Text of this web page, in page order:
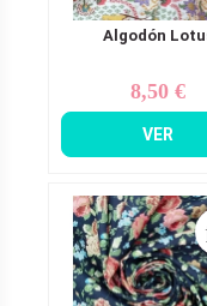
Algodón
Precio
8,50 €
VER